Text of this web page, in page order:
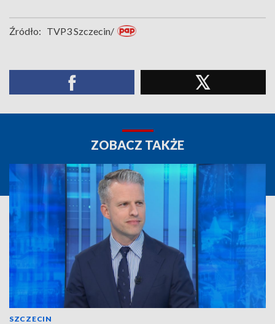
Źródło: TVP3 Szczecin/
ZOBACZ TAKŻE
SZCZECIN